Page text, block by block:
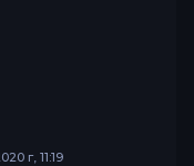
г, 11:19